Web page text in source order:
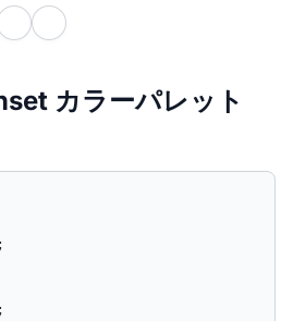
カラーパレット
;
;